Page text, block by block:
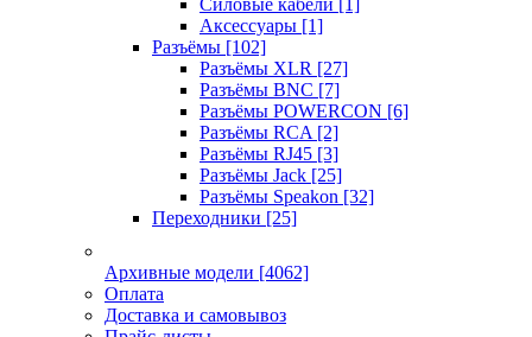
Силовые кабели [1]
Аксессуары [1]
Разъёмы [102]
Разъёмы XLR [27]
Разъёмы BNC [7]
Разъёмы POWERCON [6]
Разъёмы RCA [2]
Разъёмы RJ45 [3]
Разъёмы Jack [25]
Разъёмы Speakon [32]
Переходники [25]
Архивные модели [4062]
Оплата
Доставка и самовывоз